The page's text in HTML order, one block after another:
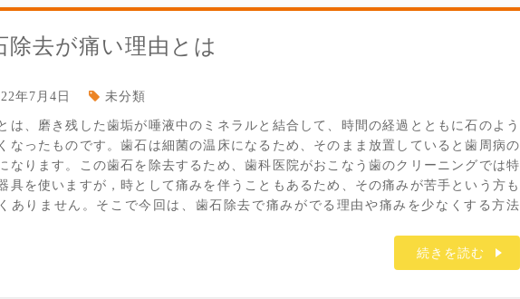
除去が痛い理由とは
年7月4日 未分類
は、磨き残した歯垢が唾液中のミネラルと結合して、時間の経過とともに石のよう
なったものです。歯石は細菌の温床になるため、そのまま放置していると歯周病の
なります。この歯石を除去するため、歯科医院がおこなう歯のクリーニングでは特
具を使いますが，時として痛みを伴うこともあるため、その痛みが苦手という方も
ありません。そこで今回は、歯石除去で痛みがでる理由や痛みを少なくする方法
続きを読む